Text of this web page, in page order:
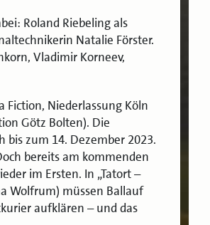
Roland Riebeling als
Natalie Förster.
Vladimir Korneev,
Fiction, Niederlassung Köln
Götz Bolten). Die
zum 14. Dezember 2023.
bereits am kommenden
im Ersten. In „Tatort –
Wolfrum) müssen Ballauf
aufklären – und das